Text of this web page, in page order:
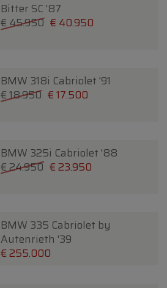
Bitter SC '87
€ 45.950 € 40.950
BMW 318i Cabriolet '91
€ 18.950 € 17.500
BMW 325i Cabriolet '88
€ 24.950 € 23.950
BMW 335 Cabriolet by
Autenrieth '39
€ 255.000